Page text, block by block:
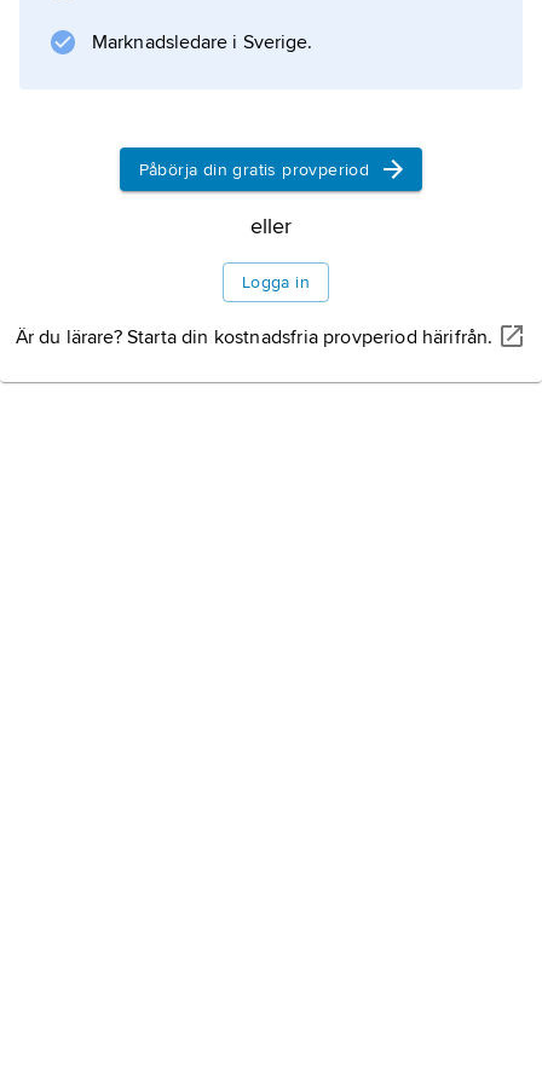
Marknadsledare i Sverige.
Påbörja din gratis provperiod
eller
Logga in
Är du lärare? Starta din kostnadsfria provperiod härifrån.